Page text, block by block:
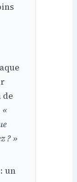
de
«
? »
: un